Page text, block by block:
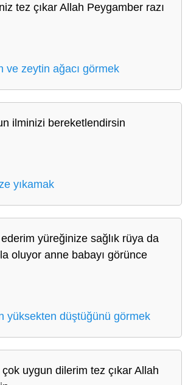
tez çıkar Allah Peygamber razı
ve zeytin ağacı görmek
ilminizi bereketlendirsin
yıkamak
yüreğinize sağlık rüya da
oluyor anne babayı görünce
yüksekten düştüğünü görmek
uygun dilerim tez çıkar Allah